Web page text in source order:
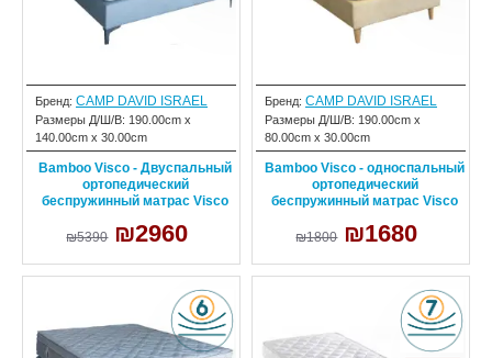
Бренд: CAMP DAVID ISRAEL
Размеры Д/Ш/В: 190.00cm x
140.00cm x 30.00cm
Bamboo Visco - Двуспальный
ортопедический
беспружинный матрас Visco
₪5390 ₪2960
Бренд: CAMP DAVID ISRAEL
Размеры Д/Ш/В: 190.00cm x
80.00cm x 30.00cm
Bamboo Visco - односпальный
ортопедический
беспружинный матрас Visco
₪1800 ₪1680